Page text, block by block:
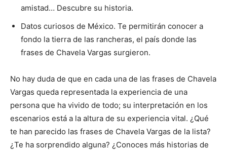
amistad… Descubre su historia.
Datos curiosos de México. Te permitirán conocer a
fondo la tierra de las rancheras, el país donde las
frases de Chavela Vargas surgieron.
No hay duda de que en cada una de las frases de Chavela
Vargas queda representada la experiencia de una
persona que ha vivido de todo; su interpretación en los
escenarios está a la altura de su experiencia vital. ¿Qué
te han parecido las frases de Chavela Vargas de la lista?
¿Te ha sorprendido alguna? ¿Conoces más historias de